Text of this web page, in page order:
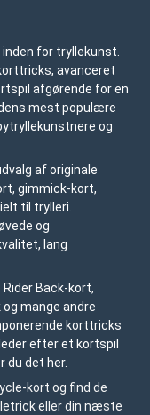
for tryllekunst.
avanceret
afgørende for en
mest populære
og
af originale
gimmick-kort,
til trylleri.
og
lang
Back-kort,
mange andre
korttricks
efter et kortspil
du det her.
kort og find de
eller din næste